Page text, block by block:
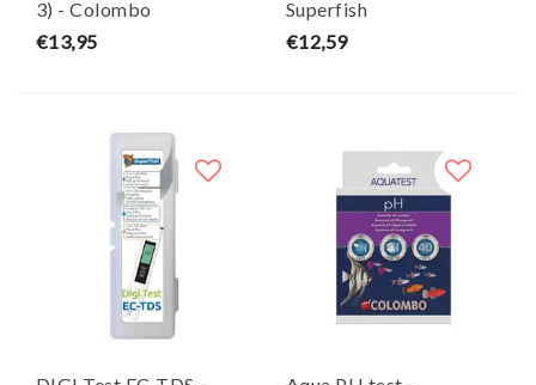
3) - Colombo
€13,95
Superfish
€12,59